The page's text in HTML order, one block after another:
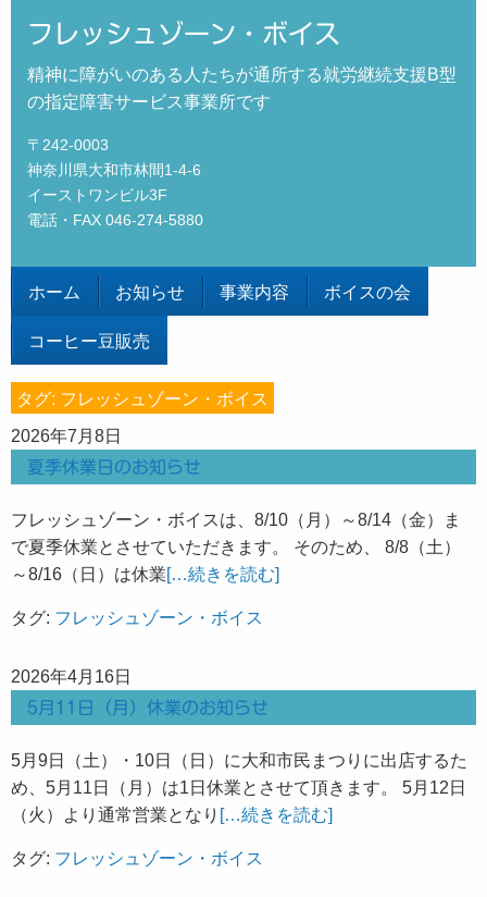
フレッシュゾーン・ボイス
精神に障がいのある人たちが通所する就労継続支援B型
の指定障害サービス事業所です
〒242-0003
神奈川県大和市林間1-4-6
イーストワンビル3F
電話・FAX 046-274-5880
ホーム お知らせ 事業内容 ボイスの会
コーヒー豆販売
タグ: フレッシュゾーン・ボイス
2026年7月8日
夏季休業日のお知らせ
フレッシュゾーン・ボイスは、8/10（月）～8/14（金）ま
で夏季休業とさせていただきます。 そのため、 8/8（土）
～8/16（日）は休業[…続きを読む]
タグ: フレッシュゾーン・ボイス
2026年4月16日
5月11日（月）休業のお知らせ
5月9日（土）・10日（日）に大和市民まつりに出店するた
め、5月11日（月）は1日休業とさせて頂きます。 5月12日
（火）より通常営業となり […続きを読む]
タグ: フレッシュゾーン・ボイス